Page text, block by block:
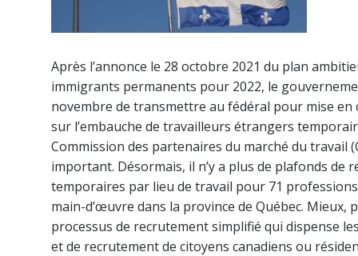
Après l’annonce le 28 octobre 2021 du plan
immigrants permanents pour 2022, le
novembre de transmettre au fédéral pour mise
sur l’embauche de travailleurs étrangers
Commission des partenaires du marché du travail
important. Désormais, il n’y a plus de plafonds
temporaires par lieu de travail pour 71
main-d’œuvre dans la province de Québec.
processus de recrutement simplifié qui dispense
et de recrutement de citoyens canadiens ou